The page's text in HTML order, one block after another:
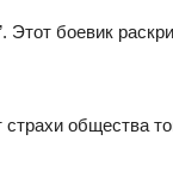
боевик
общества